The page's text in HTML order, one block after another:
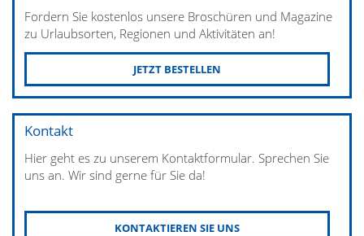
Fordern Sie kostenlos unsere Broschüren und Magazine
zu Urlaubsorten, Regionen und Aktivitäten an!
JETZT BESTELLEN
Kontakt
Hier geht es zu unserem Kontaktformular. Sprechen Sie
uns an. Wir sind gerne für Sie da!
KONTAKTIEREN SIE UNS